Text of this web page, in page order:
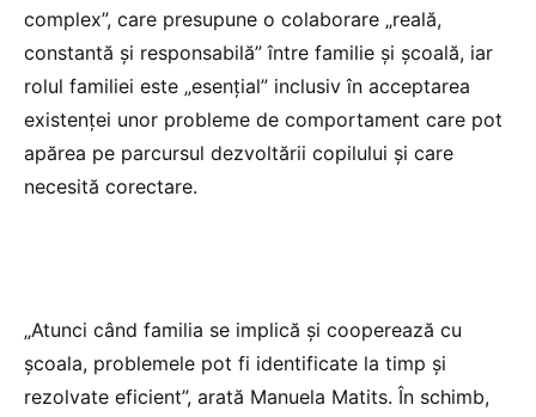
complex”, care presupune o colaborare „reală,
constantă și responsabilă” între familie și școală, iar
rolul familiei este „esențial” inclusiv în acceptarea
existenței unor probleme de comportament care pot
apărea pe parcursul dezvoltării copilului și care
necesită corectare.
„Atunci când familia se implică și cooperează cu
școala, problemele pot fi identificate la timp și
rezolvate eficient”, arată Manuela Matits. În schimb,